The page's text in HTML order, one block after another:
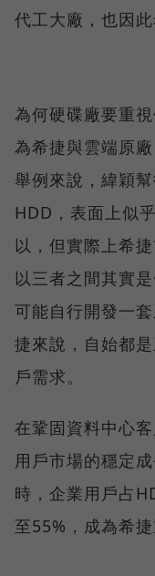
代工大廠，也因此
為何硬碟廠要重
為希捷與雲端原
舉例來說，緯穎
HDD，表面上似
以，但實際上希
以三者之間其實
可能自行開發一
捷來說，自始都
戶需求。
在鞏固資料中心
用戶市場的穩定
時，企業用戶占
至55%，成為希捷